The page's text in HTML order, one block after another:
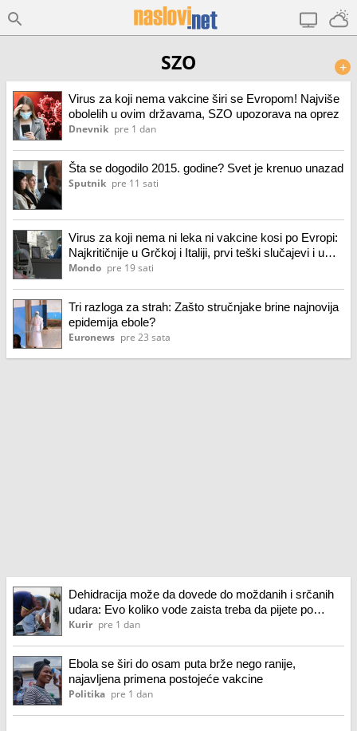
SZO +
Virus za koji nema vakcine širi se Evropom! Najviše
obolelih u ovim državama, SZO upozorava na oprez
Dnevnik pre 1 dan
Šta se dogodilo 2015. godine? Svet je krenuo unazad
Sputnik pre 11 sati
Virus za koji nema ni leka ni vakcine kosi po Evropi:
Najkritičnije u Grčkoj i Italiji, prvi teški slučajevi i u
Srbiji
Mondo pre 19 sati
Tri razloga za strah: Zašto stručnjake brine najnovija
epidemija ebole?
Euronews pre 23 sata
Dehidracija može da dovede do moždanih i srčanih
udara: Evo koliko vode zaista treba da pijete po
vrućini
Kurir pre 1 dan
Ebola se širi do osam puta brže nego ranije,
najavljena primena postojeće vakcine
Politika pre 1 dan